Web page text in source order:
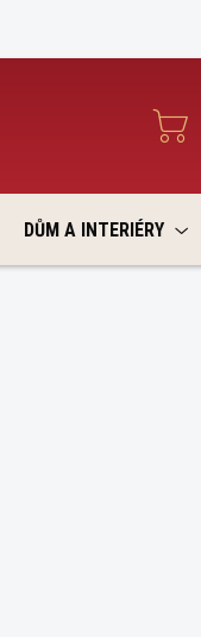
DŮM A INTERIÉRY